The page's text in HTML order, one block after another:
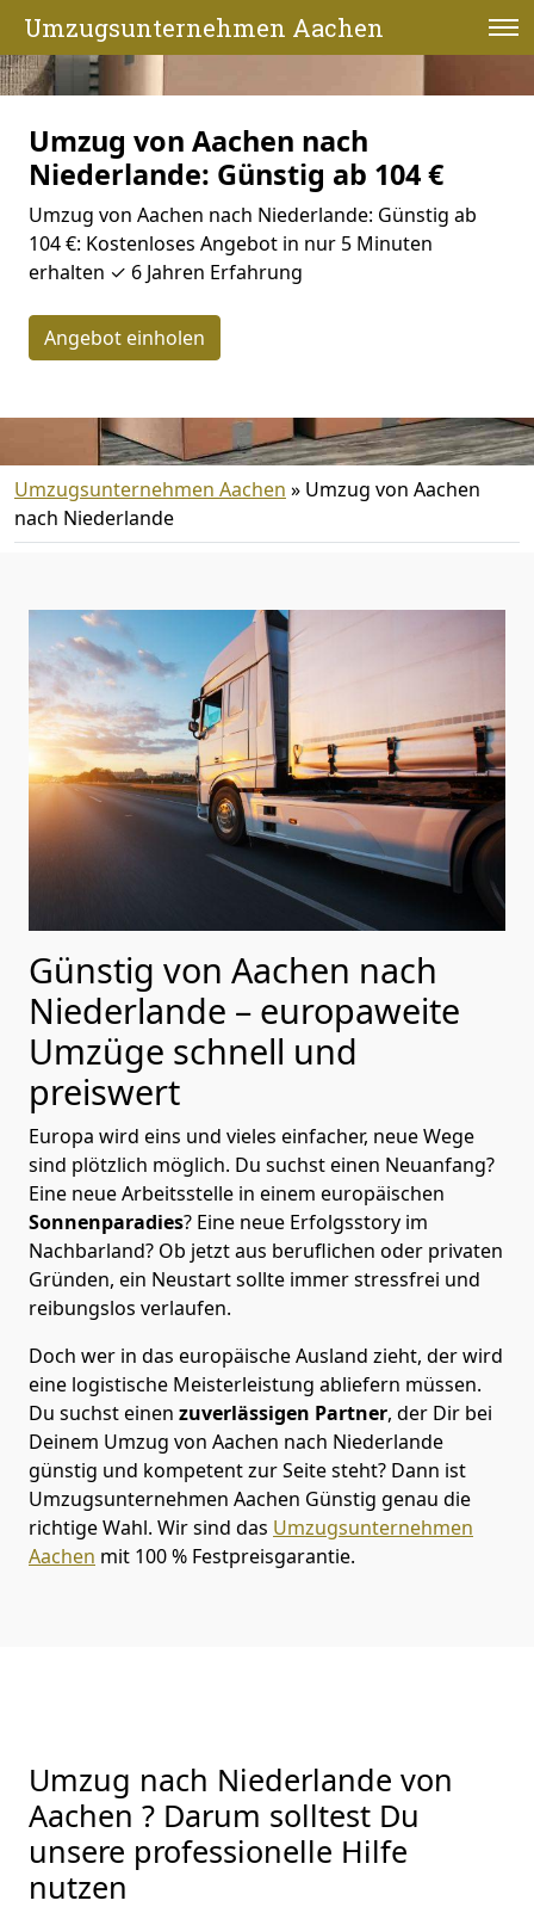
Umzugsunternehmen Aachen
Umzug von Aachen nach
Niederlande: Günstig ab 104 €
Umzug von Aachen nach Niederlande: Günstig ab
104 €: Kostenloses Angebot in nur 5 Minuten
erhalten ✓ 6 Jahren Erfahrung
Angebot einholen
Umzugsunternehmen Aachen » Umzug von Aachen
nach Niederlande
Günstig von Aachen nach
Niederlande – europaweite
Umzüge schnell und
preiswert
Europa wird eins und vieles einfacher, neue Wege
sind plötzlich möglich. Du suchst einen Neuanfang?
Eine neue Arbeitsstelle in einem europäischen
Sonnenparadies? Eine neue Erfolgsstory im
Nachbarland? Ob jetzt aus beruflichen oder privaten
Gründen, ein Neustart sollte immer stressfrei und
reibungslos verlaufen.
Doch wer in das europäische Ausland zieht, der wird
eine logistische Meisterleistung abliefern müssen.
Du suchst einen zuverlässigen Partner, der Dir bei
Deinem Umzug von Aachen nach Niederlande
günstig und kompetent zur Seite steht? Dann ist
Umzugsunternehmen Aachen Günstig genau die
richtige Wahl. Wir sind das Umzugsunternehmen
Aachen mit 100 % Festpreisgarantie.
Umzug nach Niederlande von
Aachen ? Darum solltest Du
unsere professionelle Hilfe
nutzen